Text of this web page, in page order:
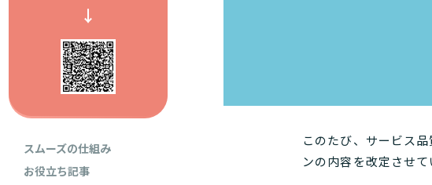
↓
スムーズの仕組み
お役立ち記事
このたび、サービス
ンの内容を改定させ